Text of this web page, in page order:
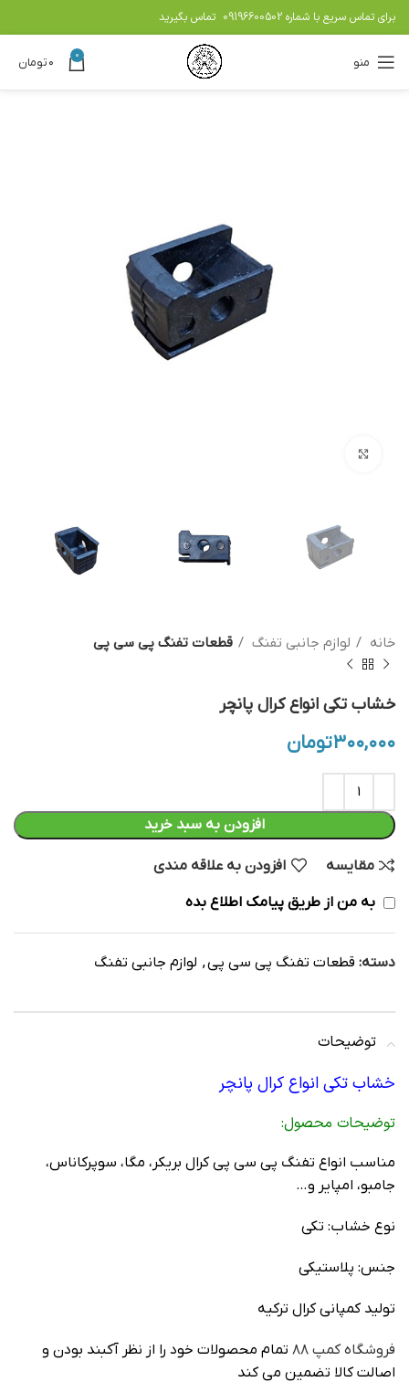
برای تماس سریع با شماره 09196600502 تماس بگیرید
منو 0 ۰تومان
خانه لوازم جانبی تفنگ قطعات تفنگ پی سی پی
خشاب تکی انواع کرال پانچر
۳۰۰,۰۰۰تومان
افزودن به سبد خرید
مقایسه افزودن به علاقه مندی
به من از طریق پیامک اطلاع بده
دسته: قطعات تفنگ پی سی پی, لوازم جانبی تفنگ
توضیحات
خشاب تکی انواع کرال پانچر
توضيحات محصول:
مناسب انواع تفنگ پی سی پی کرال بریکر، مگا، سوپرکاناس،
جامبو، امپایر و…
نوع خشاب: تکی
جنس: پلاستیکی
تولید کمپانی کرال ترکیه
فروشگاه کمپ ۸۸
تمام محصولات خود را از نظر آکبند بودن و
اصالت کالا تضمین می کند